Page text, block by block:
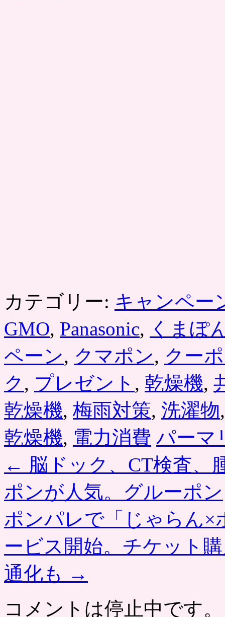
カテゴリー: キャンペー
GMO, Panasonic, くまぽ
ペーン, クマポン, クー
ク , プレゼント , 乾燥機,
乾燥機, 梅雨対策, 洗濯物
乾燥機, 電力消費 パーマ
← 脳ドック、CT検査、
ポンが人気。グルーポン
ポンパレで「じゃらん×
ービス開始。チケット
通化も →
コメントは停止中です。